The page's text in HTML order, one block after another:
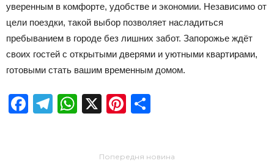
уверенным в комфорте, удобстве и экономии. Независимо от
цели поездки, такой выбор позволяет насладиться
пребыванием в городе без лишних забот. Запорожье ждёт
своих гостей с открытыми дверями и уютными квартирами,
готовыми стать вашим временным домом.
Facebook
Telegram
WhatsApp
X Pinterest
Попередня новина